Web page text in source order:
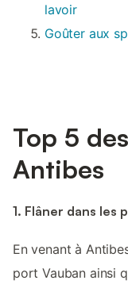
lavoir
Goûter aux
Top 5
Antibes
1. Flâner dans les
En venant à
port Vauban ainsi